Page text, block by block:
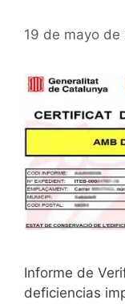
19 de mayo de
Informe de
deficiencias